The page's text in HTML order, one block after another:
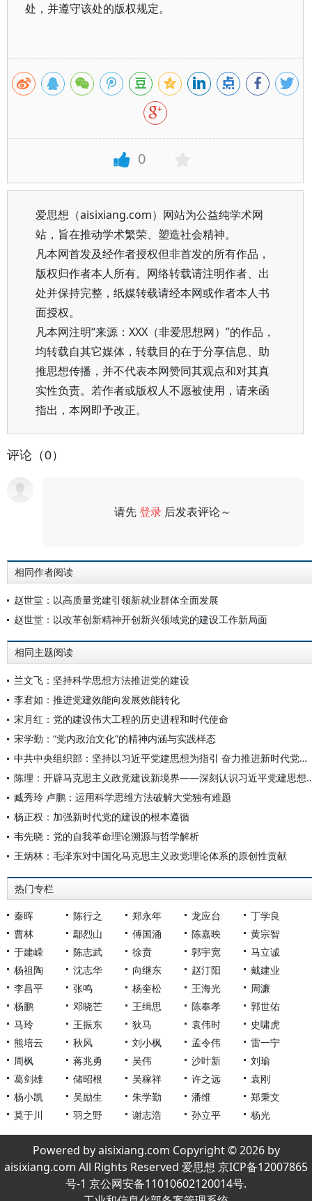
处，并遵守该处的版权规定。
0
爱思想（aisixiang.com）网站为公益纯学术网
站，旨在推动学术繁荣、塑造社会精神。
凡本网首发及经作者授权但非首发的所有作品，
版权归作者本人所有。网络转载请注明作者、出
处并保持完整，纸媒转载请经本网或作者本人书
面授权。
凡本网注明“来源：XXX（非爱思想网）”的作品，
均转载自其它媒体，转载目的在于分享信息、助
推思想传播，并不代表本网赞同其观点和对其真
实性负责。若作者或版权人不愿被使用，请来函
指出，本网即予改正。
评论（0）
请先登录 后发表评论～
相同作者阅读
赵世堂：以高质量党建引领新就业群体全面发展
赵世堂：以改革创新精神开创新兴领域党的建设工作新局面
相同主题阅读
兰文飞：坚持科学思想方法推进党的建设
李君如：推进党建效能向发展效能转化
宋月红：党的建设伟大工程的历史进程和时代使命
宋学勤：“党内政治文化”的精神内涵与实践样态
中共中央组织部：坚持以习近平党建思想为指引 奋力推进新时代党的建设新的伟大工程
陈理：开辟马克思主义政党建
臧秀玲 卢鹏：运用科学思维方法破解大党独有难题
杨正权：加强新时代党的建设的根本遵循
韦先晓：党的自我革命理论溯源与哲学解析
王炳林：毛泽东对中国化马克思主义政党理论体系的原创性贡献
热门专栏
秦晖 陈行之 郑永年 龙应台
丁学良
曹林
鄢烈山 傅国涌 陈嘉映
黄宗智
于建嵘
陈志武 徐贲 郭宇宽
马立诚
杨祖陶
沈志华 向继东 赵汀阳
戴建业
李昌平
张鸣 杨奎松 王海光
周濂
杨鹏
邓晓芒 王缉思 陈奉孝
郭世佑
马玲
王振东 狄马 袁伟时
史啸虎
熊培云
秋风 刘小枫 孟令伟
雷一宁
周枫
蒋兆勇 吴伟 沙叶新
刘瑜
葛剑雄
储昭根 吴稼祥 许之远
袁刚
杨小凯
吴励生 朱学勤 潘维
郑秉文
莫于川
羽之野 谢志浩 孙立平 杨光
Powered by aisixiang.com Copyright © 2026 by
aisixiang.com All Rights Reserved 爱思想 京ICP备12007865
号-1 京公网安备11010602120014号.